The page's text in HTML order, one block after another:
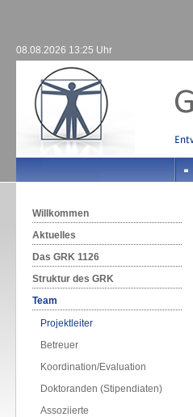
08.08.2026 13:25 Uhr
Willkommen
Aktuelles
Das GRK 1126
Struktur des GRK
Team
Projektleiter
Betreuer
Koordination/Evaluation
Doktoranden (Stipendiaten)
Assoziierte